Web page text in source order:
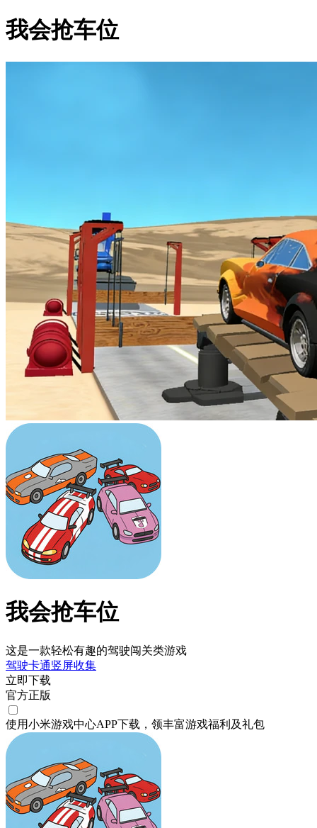
我会抢车位
我会抢车位
这是一款轻松有趣的驾驶闯关类游戏
驾驶卡通竖屏收集
立即下载
官方正版
使用小米游戏中心APP下载 ，领丰富游戏福利 及礼包